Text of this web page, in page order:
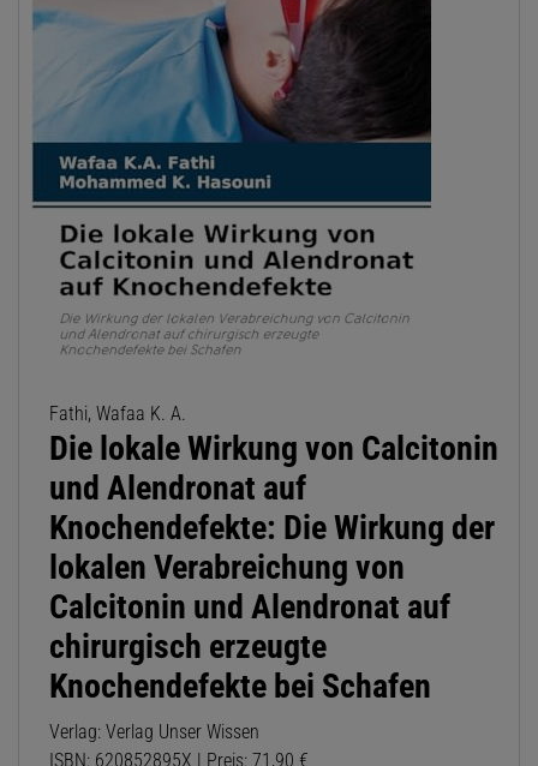
Fathi, Wafaa K. A.
Die lokale Wirkung von Calcitonin
und Alendronat auf
Knochendefekte: Die Wirkung der
lokalen Verabreichung von
Calcitonin und Alendronat auf
chirurgisch erzeugte
Knochendefekte bei Schafen
Verlag: Verlag Unser Wissen
ISBN: 620852895X | Preis: 71,90 €